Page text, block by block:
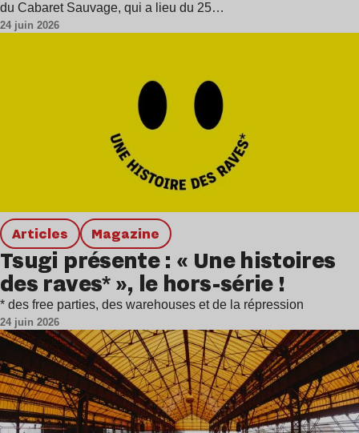
du Cabaret Sauvage, qui a lieu du 25…
24 juin 2026
Articles magazine
Tsugi présente : « Une histoires
des raves* », le hors-série !
* des free parties, des warehouses et de la répression
24 juin 2026